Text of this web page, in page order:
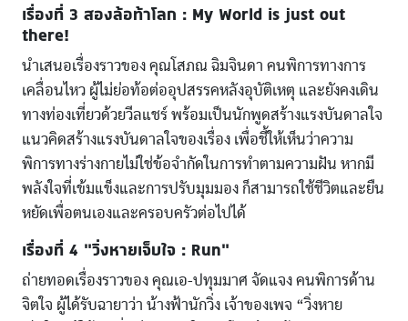
เรื่องที่ 3 สองล้อท้าโลก : My World is just out
there!
นำเสนอเรื่องราวของ คุณโสภณ ฉิมจินดา คนพิการทางการ
เคลื่อนไหว ผู้ไม่ย่อท้อต่ออุปสรรคหลังอุบัติเหตุ และยังคงเดิน
ทางท่องเที่ยวด้วยวีลแชร์ พร้อมเป็นนักพูดสร้างแรงบันดาลใจ
แนวคิดสร้างแรงบันดาลใจของเรื่อง เพื่อชี้ให้เห็นว่าความ
พิการทางร่างกายไม่ใช่ข้อจำกัดในการทำตามความฝัน หากมี
พลังใจที่เข้มแข็งและการปรับมุมมอง ก็สามารถใช้ชีวิตและยืน
หยัดเพื่อตนเองและครอบครัวต่อไปได้
เรื่องที่ 4 “วิ่งหายเจ็บใจ : Run”
ถ่ายทอดเรื่องราวของ คุณเอ-ปทุมมาศ จัดแจง คนพิการด้าน
จิตใจ ผู้ได้รับฉายาว่า น้างฟ้านักวิ่ง เจ้าของเพจ “วิ่งหาย